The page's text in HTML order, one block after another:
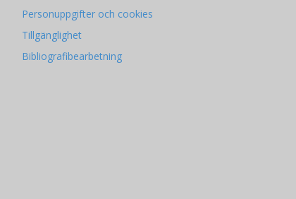
Personuppgifter och cookies
Tillgänglighet
Bibliografibearbetning